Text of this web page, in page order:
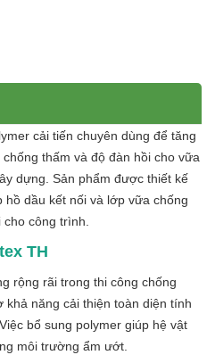
cải tiến chuyên dùng để tăng
thấm và độ đàn hồi cho vữa
dựng. Sản phẩm được thiết kế
dầu kết nối và lớp vữa chống
cho công trình.
TH
rộng rãi trong thi công chống
năng cải thiện toàn diện tính
bổ sung polymer giúp hệ vật
môi trường ẩm ướt.